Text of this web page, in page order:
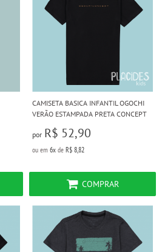
CAMISETA BASICA INFANTIL OGOCHI
VERÃO ESTAMPADA PRETA CONCEPT
por R$ 52,90
ou em 6x de R$ 8,82
COMPRAR